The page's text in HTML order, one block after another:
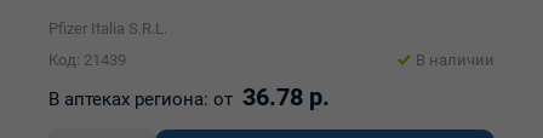
Pfizer Italia S.R.L.
Код: 21439
В наличии
В аптеках региона: от 36.78 р.